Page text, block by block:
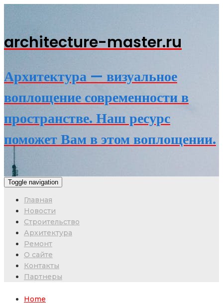
architecture-master.ru
Архитектура — визуальное
воплощение современности в
пространстве. Наш ресурс
поможет Вам в этом воплощении.
Toggle navigation
Главная
Новости
Строительство
Архитектура
Ремонт
О сайте
Контакты
Партнеры
Home